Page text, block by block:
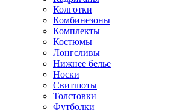
Колготки
Комбинезоны
Комплекты
Костюмы
Лонгсливы
Нижнее белье
Носки
Свитшоты
Толстовки
Футболки